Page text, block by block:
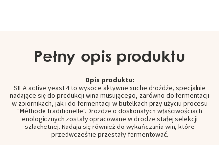
Pełny opis produktu
Opis produktu:
SIHA active yeast 4 to wysoce aktywne suche drożdże, specjalnie
nadające się do produkcji wina musującego, zarówno do fermentacji
w zbiornikach, jak i do fermentacji w butelkach przy użyciu procesu
"Méthode traditionelle". Drożdże o doskonałych właściwościach
enologicznych zostały opracowane w drodze stałej selekcji
szlachetnej. Nadają się również do wykańczania win, które
przedwcześnie przestały fermentować.